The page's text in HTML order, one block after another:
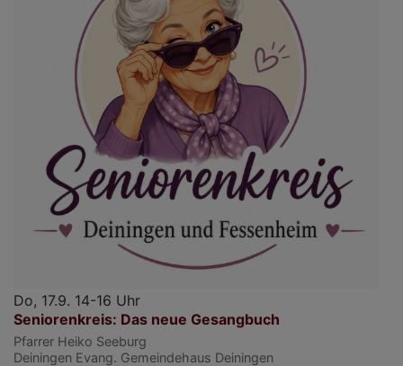
Do, 17.9. 14-16 Uhr
Seniorenkreis: Das neue Gesangbuch
Pfarrer Heiko Seeburg
Deiningen Evang. Gemeindehaus Deiningen